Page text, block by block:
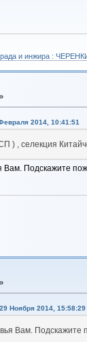
и инжира :
2014, 10:41:51
) , селекция
Вам. Подскажите
Ноября 2014, 15:58:29
Вам. Подскажите